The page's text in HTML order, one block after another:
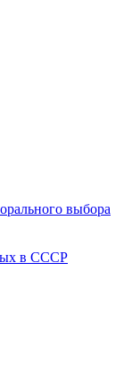
выбора
в СССР